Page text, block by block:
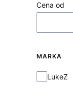
Cena od
MARKA
Marka
LukeZ